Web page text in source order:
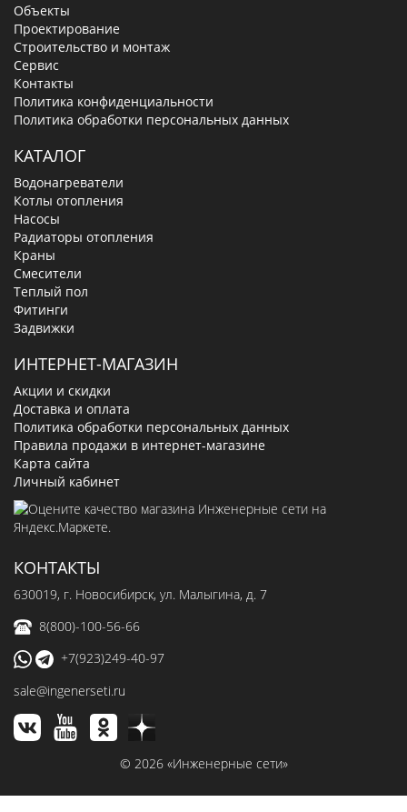
Объекты
Проектирование
Строительство и монтаж
Сервис
Контакты
Политика конфиденциальности
Политика обработки персональных данных
КАТАЛОГ
Водонагреватели
Котлы отопления
Насосы
Радиаторы отопления
Краны
Смесители
Теплый пол
Фитинги
Задвижки
ИНТЕРНЕТ-МАГАЗИН
Акции и скидки
Доставка и оплата
Политика обработки персональных данных
Правила продажи в интернет-магазине
Карта сайта
Личный кабинет
КОНТАКТЫ
630019, г. Новосибирск, ул. Малыгина, д. 7
8(800)-100-56-66
+7(923)249-40-97
sale@ingenerseti.ru
© 2026 «Инженерные сети»